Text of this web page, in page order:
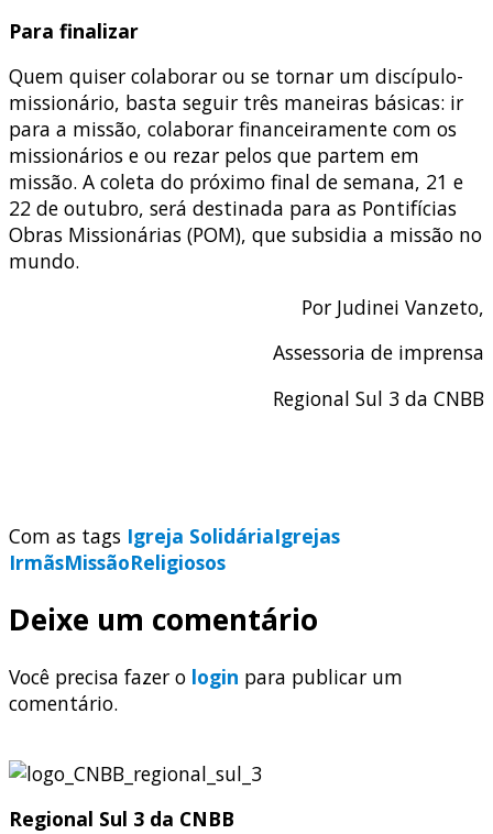
Para finalizar
Quem quiser colaborar ou se tornar um discípulo-
missionário, basta seguir três maneiras básicas: ir
para a missão, colaborar financeiramente com os
missionários e ou rezar pelos que partem em
missão. A coleta do próximo final de semana, 21 e
22 de outubro, será destinada para as Pontifícias
Obras Missionárias (POM), que subsidia a missão no
mundo.
Por Judinei Vanzeto,
Assessoria de imprensa
Regional Sul 3 da CNBB
Com as tags Igreja SolidáriaIgrejas
IrmãsMissãoReligiosos
Deixe um comentário
Você precisa fazer o login para publicar um
comentário.
Regional Sul 3 da CNBB